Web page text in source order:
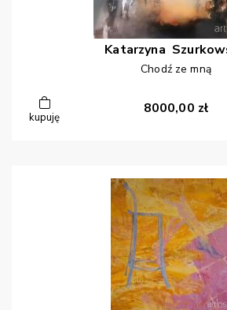
Katarzyna
Chodź ze mną
kupuję
8000,00 zł